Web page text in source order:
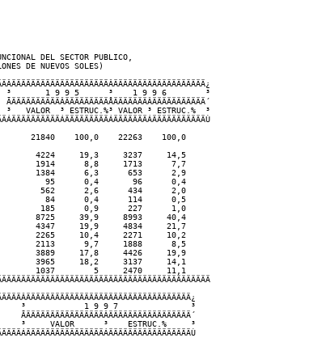
DEL SECTOR PUBLICO,
DE NUEVOS SOLES)
1 9 9 5      ³    1 9 9 6        ³
³ ESTRUC.%³ VALOR ³ ESTRUC.%  ³
21840    100,0    22263    100,0
4224     19,3     3237     14,5
1914      8,8     1713      7,7
1384      6,3      653      2,9
95      0,4       96      0,4
562      2,6      434      2,0
84      0,4      114      0,5
185      0,9      227      1,0
8725     39,9     8993     40,4
4347     19,9     4834     21,7
2265     10,4     2271     10,2
2113      9,7     1888      8,5
3889     17,8     4426     19,9
3965     18,2     3137     14,1
1037        5     2470     11,1
³            1 9 9 7               ³
VALOR      ³    ESTRUC.%     ³